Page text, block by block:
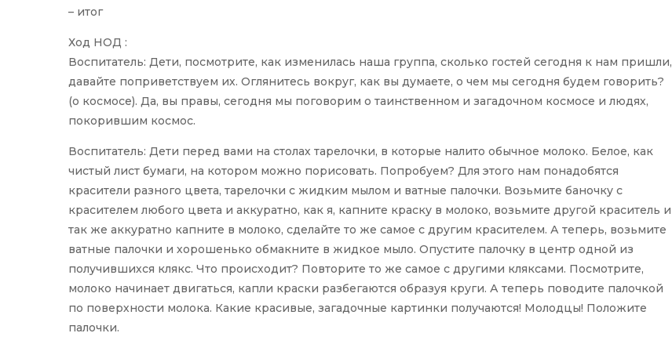
– итог
Ход НОД :
Воспитатель: Дети, посмотрите, как изменилась наша группа, сколько гостей сегодня к нам пришли,
давайте поприветствуем их. Оглянитесь вокруг, как вы думаете, о чем мы сегодня будем говорить?
(о космосе). Да, вы правы, сегодня мы поговорим о таинственном и загадочном космосе и людях,
покорившим космос.
Воспитатель: Дети перед вами на столах тарелочки, в которые налито обычное молоко. Белое, как
чистый лист бумаги, на котором можно порисовать. Попробуем? Для этого нам понадобятся
красители разного цвета, тарелочки с жидким мылом и ватные палочки. Возьмите баночку с
красителем любого цвета и аккуратно, как я, капните краску в молоко, возьмите другой краситель и
так же аккуратно капните в молоко, сделайте то же самое с другим красителем. А теперь, возьмите
ватные палочки и хорошенько обмакните в жидкое мыло. Опустите палочку в центр одной из
получившихся клякс. Что происходит? Повторите то же самое с другими кляксами. Посмотрите,
молоко начинает двигаться, капли краски разбегаются образуя круги. А теперь поводите палочкой
по поверхности молока. Какие красивые, загадочные картинки получаются! Молодцы! Положите
палочки.